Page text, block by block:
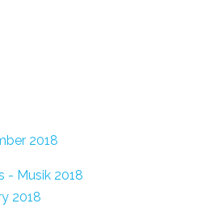
2018
- Musik 2018
2018